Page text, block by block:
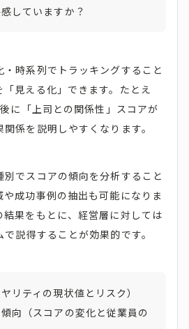
していますか？
・時系列でトラッキングすること
見える化」できます。たとえ
に「上司との関係性」スコアが
係を説明しやすくなります。
別でスコアの傾向を分析すること
成功事例の抽出も可能になりま
果をもとに、経営層に対しては
説得することが効果的です。
リティの現状値とリスク）
向（スコアの変化と従業員の